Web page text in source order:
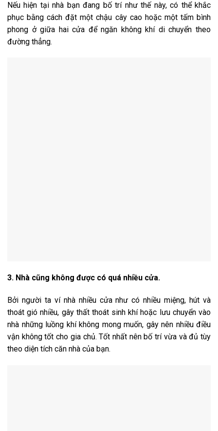
Nếu hiện tại nhà bạn đang bố trí như thế này, có thể khắc
phục bằng cách đặt một chậu cây cao hoặc một tấm bình
phong ở giữa hai cửa để ngăn không khí di chuyển theo
đường thẳng.
3. Nhà cũng không được có quá nhiều cửa.
Bởi người ta ví nhà nhiều cửa như có nhiều miệng, hút và
thoát gió nhiều, gây thất thoát sinh khí hoặc lưu chuyển vào
nhà những luồng khí không mong muốn, gây nên nhiều điều
vận không tốt cho gia chủ. Tốt nhất nên bố trí vừa và đủ tùy
theo diện tích căn nhà của bạn.